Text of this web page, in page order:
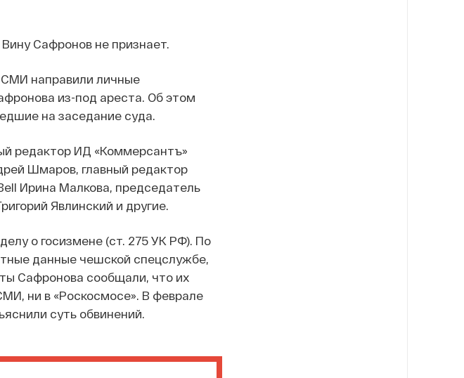
Сафронов не признает.
СМИ направили личные
из-под ареста. Об этом
на заседание суда.
редактор ИД «Коммерсантъ»
Шмаров, главный редактор
Ирина Малкова, председатель
Явлинский и другие.
о госизмене (ст. 275 УК РФ). По
данные чешской спецслужбе,
Сафронова сообщали, что их
ни в «Роскосмосе». В феврале
суть обвинений.